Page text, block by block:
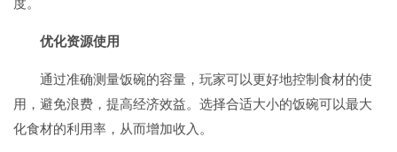
优化资源使用
通过准确测量饭碗的容量，玩家可以更好地控制食材的使
用，避免浪费，提高经济效益。选择合适大小的饭碗可以最大
化食材的利用率，从而增加收入。